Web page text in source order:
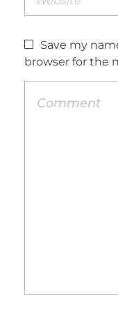
Save my
browser for the